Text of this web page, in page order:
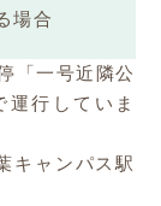
場合
「一号近隣公
行していま
キャンパス駅